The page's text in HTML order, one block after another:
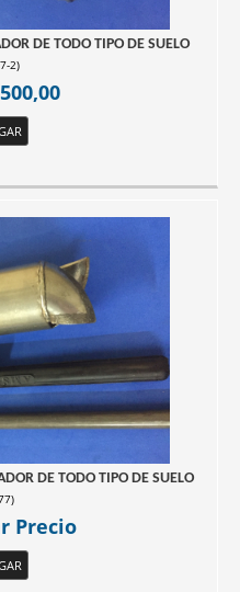
DE TODO TIPO DE SUELO
2)
DE TODO TIPO DE SUELO
)
Precio